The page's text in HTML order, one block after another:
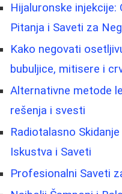
Hijaluronske
Pitanja i Saveti za
Kako negovati
bubuljice, mitisere i
Alternativne metode
rešenja i svesti
Radiotalasno
Iskustva i Saveti
Profesionalni Saveti